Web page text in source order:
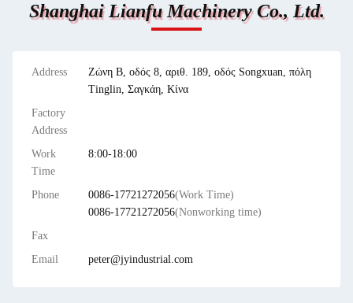
Shanghai Lianfu Machinery Co., Ltd.
Address
Ζώνη Β, οδός 8, αριθ. 189, οδός Songxuan, πόλη
Tinglin, Σαγκάη, Κίνα
Factory
Address
Work
Time
8:00-18:00
Phone 0086-17721272056(Work Time)
0086-17721272056(Nonworking time)
Fax
Email
peter@jyindustrial.com